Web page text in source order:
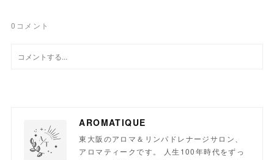
0 コメント
AROMATIQUE
東大阪のアロマ＆リンパドレナージサロン、
アロマティークです。 人生100年時代をずっ